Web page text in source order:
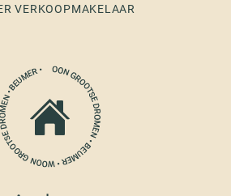
VERKOOPMAKELAAR